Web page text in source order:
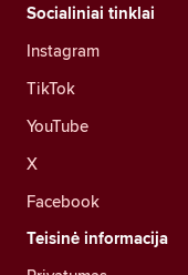
Socialiniai tinklai
Instagram
TikTok
YouTube
X
Facebook
Teisinė informacija